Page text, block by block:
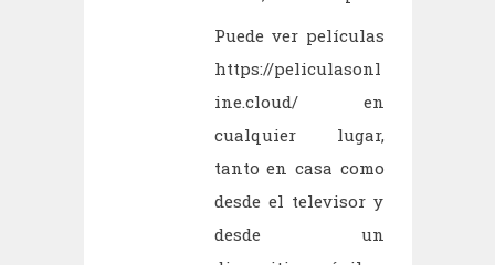
Puede ver películas
https://peliculasonl
ine.cloud/en
cualquier lugar,
tanto en casa como
desde el televisor y
desde un